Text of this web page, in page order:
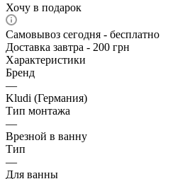
Хочу в подарок
Самовывоз сегодня - бесплатно
Доставка завтра - 200 грн
Характеристики
Бренд
—
Kludi (Германия)
Тип монтажа
—
Врезной в ванну
Тип
—
Для ванны